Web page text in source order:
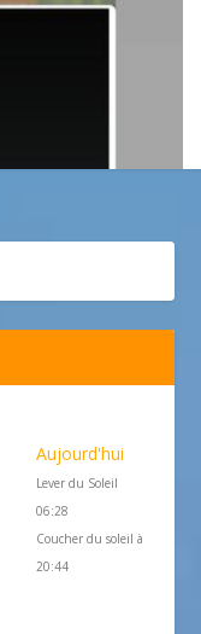
Aujourd'hui
Lever du Soleil
06:28
Coucher du soleil à
20:44